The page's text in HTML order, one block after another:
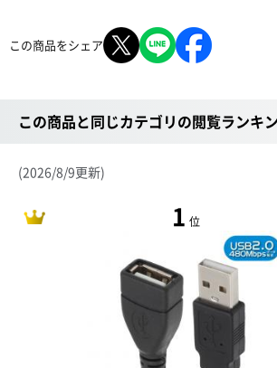
この商品をシェア
この商品と同じカテゴリの閲覧ランキ
(2026/8/9更新)
1 位